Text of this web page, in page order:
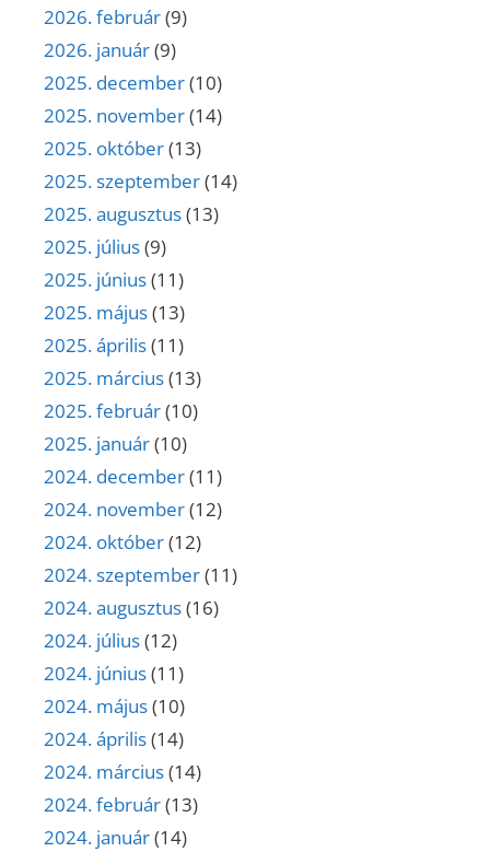
2026. február(9)
2026. január(9)
2025. december(10)
2025. november(14)
2025. október(13)
2025. szeptember(14)
2025. augusztus(13)
2025. július(9)
2025. június(11)
2025. május(13)
2025. április(11)
2025. március(13)
2025. február(10)
2025. január(10)
2024. december(11)
2024. november(12)
2024. október(12)
2024. szeptember(11)
2024. augusztus(16)
2024. július(12)
2024. június(11)
2024. május(10)
2024. április(14)
2024. március(14)
2024. február(13)
2024. január(14)